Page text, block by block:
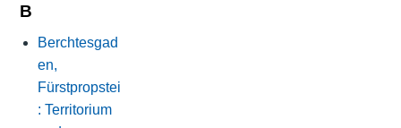
B
Berchtesgad
en,
Fürstpropstei
: Territorium